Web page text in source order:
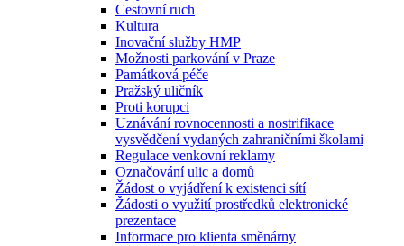
Cestovní ruch
Kultura
Inovační služby HMP
Možnosti parkování v Praze
Památková péče
Pražský uličník
Proti korupci
Uznávání rovnocennosti a nostrifikace
vysvědčení vydaných zahraničními školami
Regulace venkovní reklamy
Označování ulic a domů
Žádost o vyjádření k existenci sítí
Žádosti o využití prostředků elektronické
prezentace
Informace pro klienta směnárny